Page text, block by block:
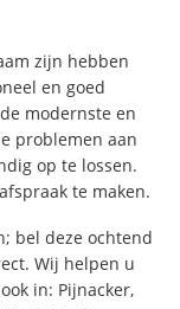
zijn hebben
en goed
modernste en
problemen aan
op te lossen.
te maken.
bel deze ochtend
Wij helpen u
in: Pijnacker,